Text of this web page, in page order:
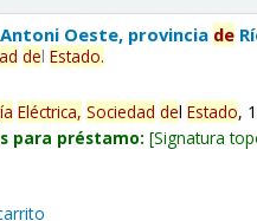
Oeste, provincia de
delEstado.
Eléctrica, Sociedad delEstado,
para préstamo: Signatura